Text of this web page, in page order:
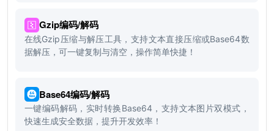
Gzip编码/解码
在线Gzip压缩与解压工具，支持文本直接压缩或Base64数
据解压，可一键复制与清空，操作简单快捷！
Base64编码/解码
一键编码解码，实时转换Base64，支持文本图片双模式，
快速生成安全数据，提升开发效率！